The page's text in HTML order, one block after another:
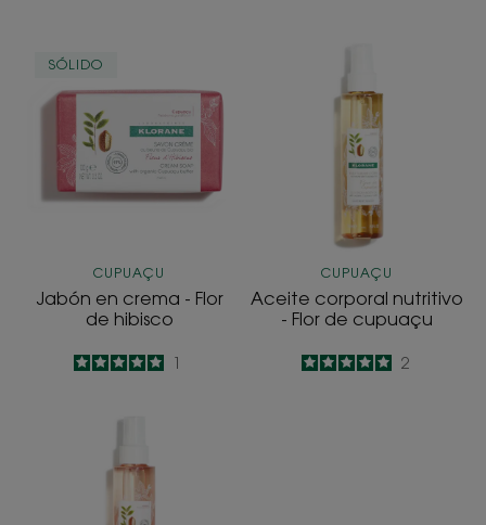
-
Flor
hibisco
SÓLIDO
CUPUAÇU
Jabón en crema - Flor
de hibisco
5/51
nutritivo
-
Flor
de
cupuaçu
CUPUAÇU
Aceite corporal nutritivo
- Flor de cupuaçu
5
/
5
2
seco
-